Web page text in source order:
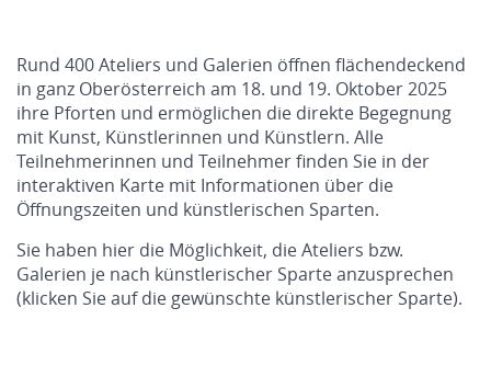
Rund 400 Ateliers und Galerien öffnen flächendeckend
in ganz Oberösterreich am 18. und 19. Oktober 2025
ihre Pforten und ermöglichen die direkte Begegnung
mit Kunst, Künstlerinnen und Künstlern. Alle
Teilnehmerinnen und Teilnehmer finden Sie in der
interaktiven Karte mit Informationen über die
Öffnungszeiten und künstlerischen Sparten.
Sie haben hier die Möglichkeit, die Ateliers bzw.
Galerien je nach künstlerischer Sparte anzusprechen
(klicken Sie auf die gewünschte künstlerischer Sparte).